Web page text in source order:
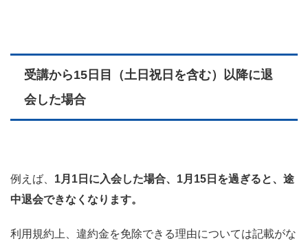
受講から15日目（土日祝日を含む）以降に退
会した場合
例えば、 1月1日に入会した場合、1月15日を過ぎると、途
中退会できなくなります。
利用規約上、違約金を免除できる理由については記載がな